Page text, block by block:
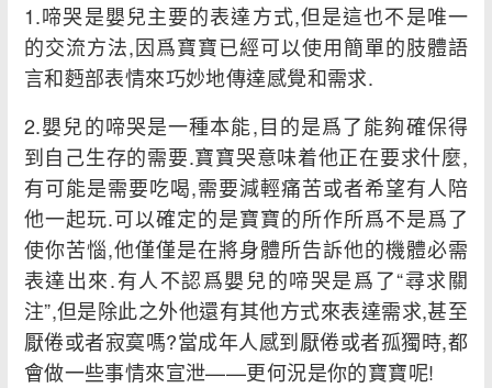
1.啼哭是嬰兒主要的表達方式,但是這也不是唯一
的交流方法,因爲寶寶已經可以使用簡單的肢體語
言和麪部表情來巧妙地傳達感覺和需求.
2.嬰兒的啼哭是一種本能,目的是爲了能夠確保得
到自己生存的需要.寶寶哭意味着他正在要求什麼,
有可能是需要吃喝,需要減輕痛苦或者希望有人陪
他一起玩.可以確定的是寶寶的所作所爲不是爲了
使你苦惱,他僅僅是在將身體所告訴他的機體必需
表達出來.有人不認爲嬰兒的啼哭是爲了“尋求關
注”,但是除此之外他還有其他方式來表達需求,甚至
厭倦或者寂寞嗎?當成年人感到厭倦或者孤獨時,都
會做一些事情來宣泄——更何況是你的寶寶呢!